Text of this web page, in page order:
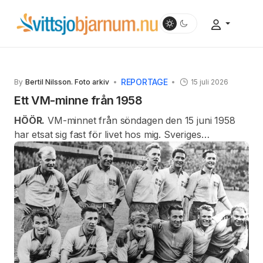
By Bertil Nilsson. Foto arkiv REPORTAGE 15 juli 2026
Ett VM-minne från 1958
HÖÖR. VM-minnet från söndagen den 15 juni 1958
har etsat sig fast för livet hos mig. Sveriges
fotbollsmatch, för 68 år sedan, mot Wales på
Råsunda i Solna, är nämligen alldeles speciell enligt
mitt sätt att se.